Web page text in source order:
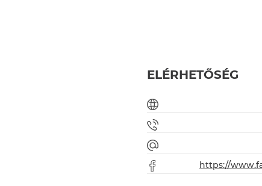
ELÉRHETŐSÉG
https://